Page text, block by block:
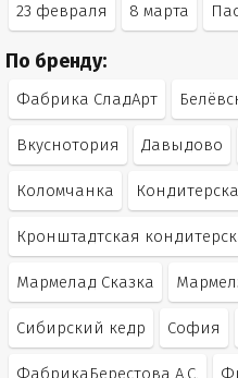
23 февраля 8 марта
По бренду:
Фабрика СладАрт
Вкуснотория Давыдово
Коломчанка
Кронштадтская
Мармелад Сказка
Сибирский кедр София
ФабрикаБерестова А.С.